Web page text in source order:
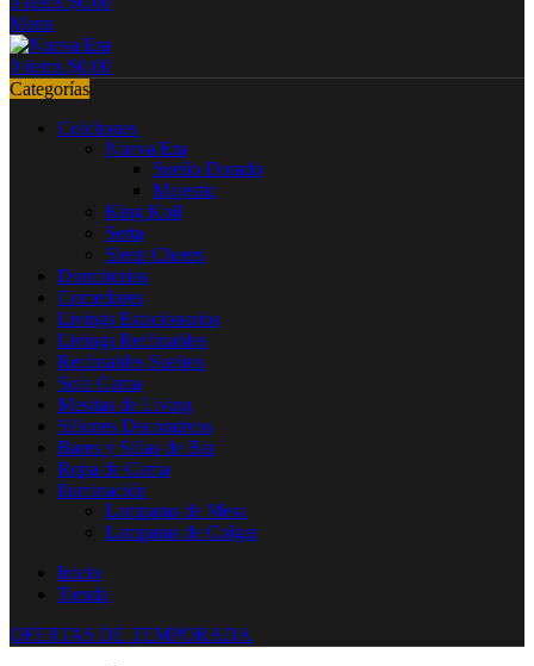
Menu
0 items $0.00
Categorías
Colchones
Nueva Era
Sueño Dorado
Majestic
King Koil
Serta
Sleep Cheers
Dormitorios
Comedores
Livings Estacionarios
Livings Reclinables
Reclinables Sueltos
Sofa Cama
Mesitas de Living
Sillones Decorativos
Bares y Sillas de Bar
Ropa de Cama
Iluminación
Lamparas de Mesa
Lamparas de Colgar
Inicio
Tienda
OFERTAS DE TEMPORADA